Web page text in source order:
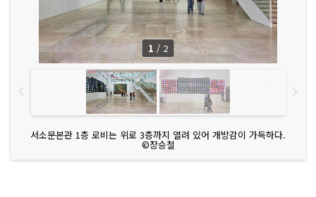
서소문본관 1층 로비는 위로 3층까지 열려 있어 개방감이 가득하다.
©장승철
1 / 2